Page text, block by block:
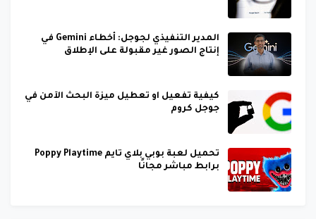
المدير التنفيذي لجوجل: أخطاء Gemini في
إنتاج الصور غير مقبولة على الإطلاق
كيفية تفعيل او تعطيل ميزة البحث الآمن في
جوجل كروم
تحميل لعبة بوبي بلاي تايم Poppy Playtime
برابط مباشر مجانًا